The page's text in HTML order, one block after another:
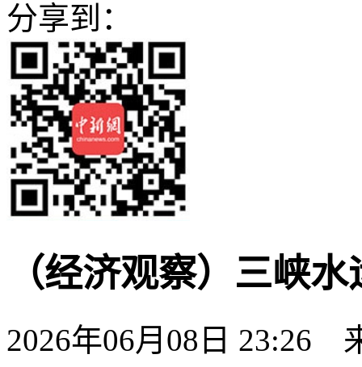
分享到：
（经济观察）三峡
2026年06月08日 23:26